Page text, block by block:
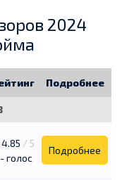
2024
Подробнее
4.85 / 5
голос
Подробнее